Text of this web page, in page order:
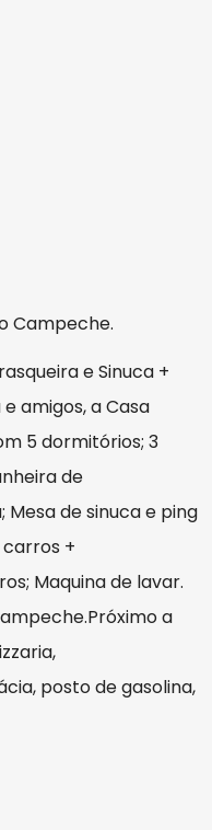
Campeche.
e Sinuca +
amigos, a Casa
5 dormitórios; 3
de
Mesa de sinuca e ping
+
Maquina de lavar.
a
posto de gasolina,